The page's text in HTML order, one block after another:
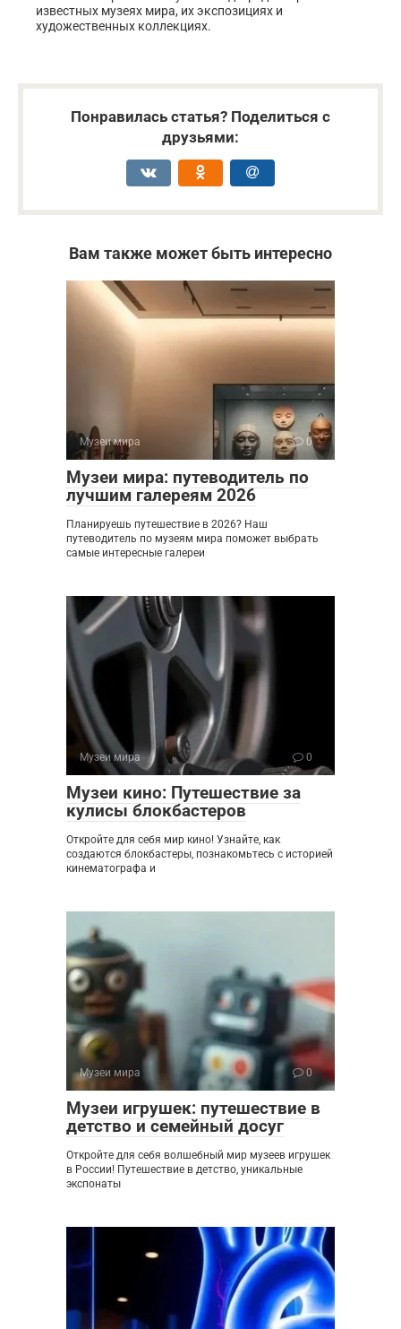
известных музеях мира, их экспозициях и
художественных коллекциях.
Понравилась статья? Поделиться с
друзьями:
Вам также может быть интересно
Музеи мира 0
Музеи мира: путеводитель по
лучшим галереям 2026
Планируешь путешествие в 2026? Наш
путеводитель по музеям мира поможет выбрать
самые интересные галереи
Музеи мира 0
Музеи кино: Путешествие за
кулисы блокбастеров
Откройте для себя мир кино! Узнайте, как
создаются блокбастеры, познакомьтесь с историей
кинематографа и
Музеи мира 0
Музеи игрушек: путешествие в
детство и семейный досуг
Откройте для себя волшебный мир музеев игрушек
в России! Путешествие в детство, уникальные
экспонаты